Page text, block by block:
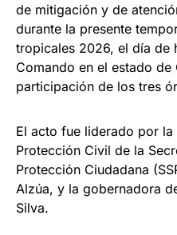
de mitigación y de
durante la presente
tropicales 2026, el día de
Comando en el estado de
participación de los tres
El acto fue liderado por
Protección Civil de la
Protección Ciudadana
Alzúa, y la gobernadora
Silva.